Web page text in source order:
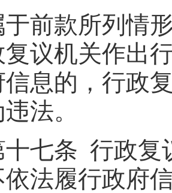
款所列情形
议机关作出
信息的，行政
法。
条 行政复议
法履行政府